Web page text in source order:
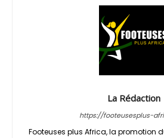
La Rédaction
https://footeusesplus-
Footeuses plus Africa, la promotion